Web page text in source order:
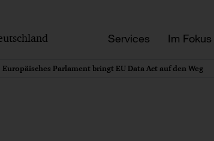
Services Im Fokus
Europäisches Parlament bringt EU Data Act auf den Weg